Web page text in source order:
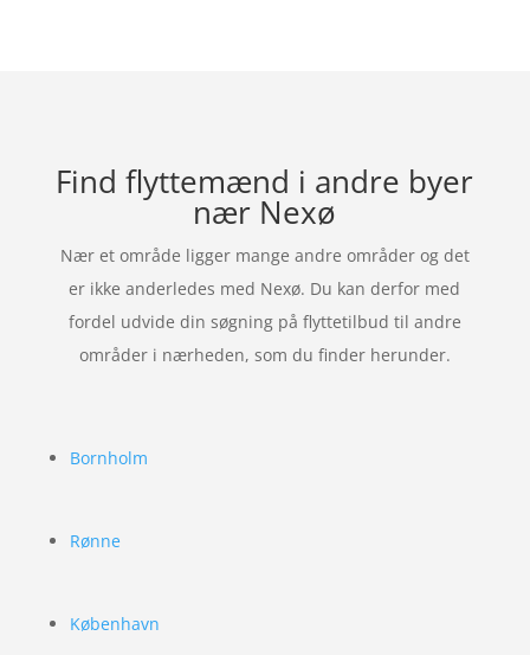
Find flyttemænd i andre byer
nær Nexø
Nær et område ligger mange andre områder og det
er ikke anderledes med Nexø. Du kan derfor med
fordel udvide din søgning på flyttetilbud til andre
områder i nærheden, som du finder herunder.
Bornholm
Rønne
København